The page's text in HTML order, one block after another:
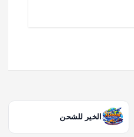
الخير للشحن